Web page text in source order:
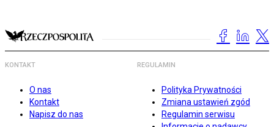
KONTAKT
O nas
Kontakt
Napisz do nas
REGULAMIN
Polityka Prywatności
Zmiana ustawień zgód
Regulamin serwisu